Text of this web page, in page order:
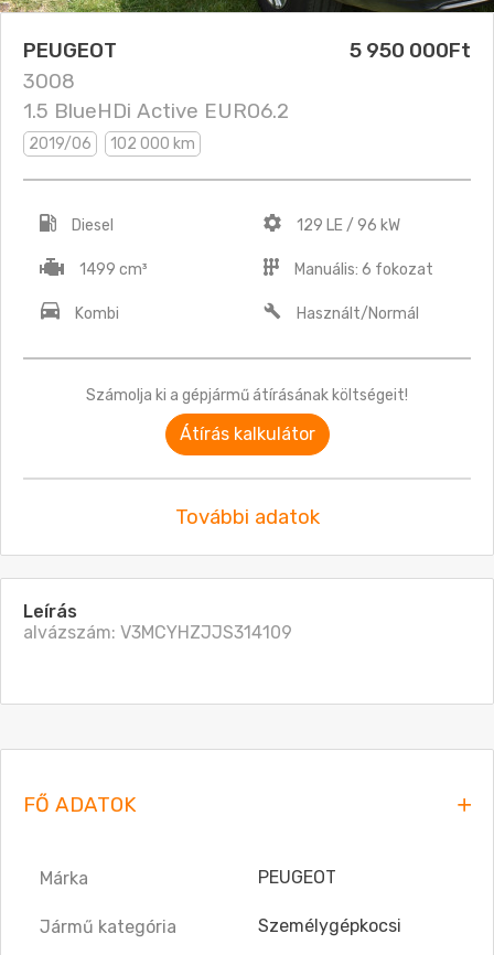
PEUGEOT
3008
1.5 BlueHDi Active EURO6.2
5 950 000Ft
2019/06 102 000 km
Diesel 129 LE / 96 kW
1499 cm³ Manuális: 6 fokozat
Kombi Használt/Normál
Számolja ki a gépjármű átírásának költségeit!
Átírás kalkulátor
További adatok
Leírás
alvázszám: V3MCYHZJJS314109
FŐ ADATOK
Márka PEUGEOT
Jármű kategória Személygépkocsi